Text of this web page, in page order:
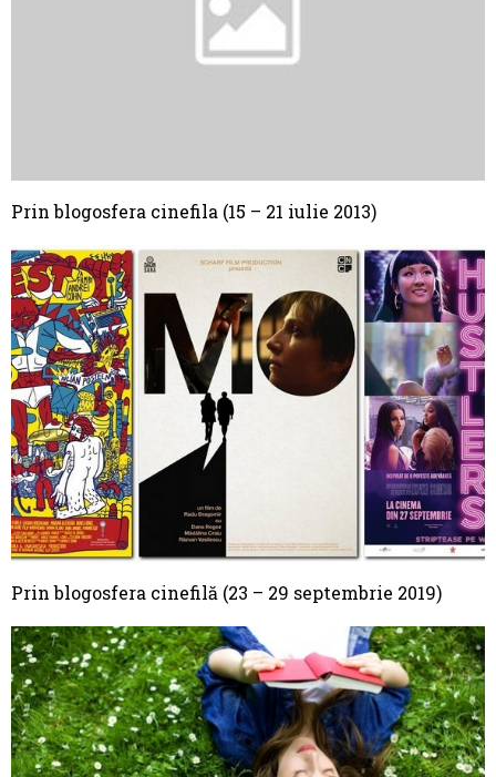
Prin blogosfera cinefila (15 – 21 iulie 2013)
Prin blogosfera cinefilă (23 – 29 septembrie 2019)